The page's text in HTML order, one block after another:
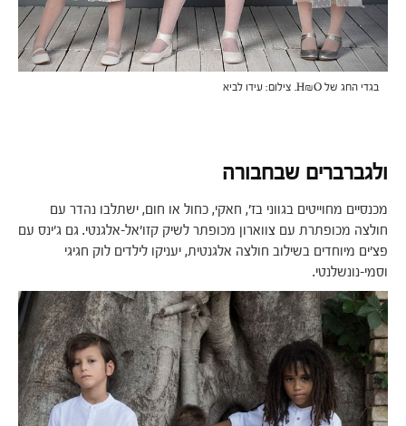
בגדי החג של H&O. צילום: עידו לביא
ולגברברים שבחבורה
מכנסיים מחוייטים בגווני בז', חאקי, כחול או חום, ישתלבו נהדר עם
חולצה מכופתרת עם צווארון מכופתר לשיק קזו'אל-אלגנטי. גם ג'ינס עם
פצ'ים מיוחדים בשילוב חולצה אלגנטית, יעניקו לילדים לוק חגיגי
וסמי-נונשלנטי.